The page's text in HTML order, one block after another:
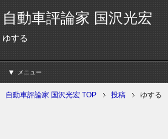
自動車評論家 国沢光宏
ゆする
メニュー
自動車評論家 国沢光宏 TOP 投稿 ゆする